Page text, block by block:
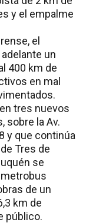
y el empalme
el
un
400 km de
en mal
tres nuevos
sobre la Av.
y que continúa
Tres de
se
de un
km de
público.